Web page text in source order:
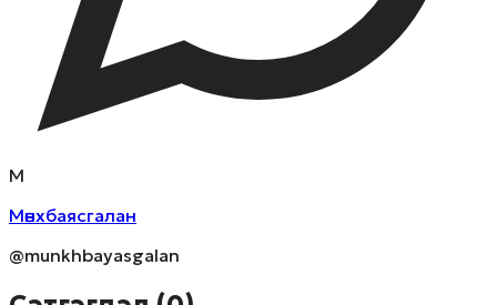
М
Мөнхбаясгалан
@munkhbayasgalan